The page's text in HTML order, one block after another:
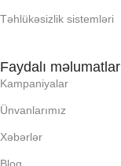
RAM
RNG
Təhlükəsizlik sistemləri
Faydalı məlumatlar
Kampaniyalar
Ünvanlarımız
Xəbərlər